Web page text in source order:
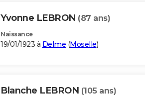
Yvonne LEBRON (87 ans)
Naissance
19/01/1923 à Delme (Moselle)
Blanche LEBRON (105 ans)